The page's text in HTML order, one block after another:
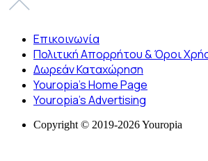
Επικοινωνία
Πολιτική Απορρήτου & Όροι
Δωρεάν Καταχώρηση
Youropia’s Home Page
Youropia’s Advertising
Copyright © 2019-2026 Youropia